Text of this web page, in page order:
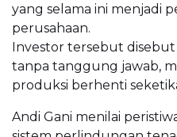
yang selama ini menjadi
perusahaan.
Investor tersebut
tanpa tanggung jawab,
produksi berhenti
Andi Gani menilai